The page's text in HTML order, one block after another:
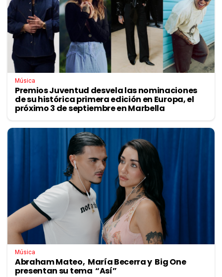
Música
Premios Juventud desvela las nominaciones
de su histórica primera edición en Europa, el
próximo 3 de septiembre en Marbella
Música
Abraham Mateo, María Becerra y Big One
presentan su tema “Así”